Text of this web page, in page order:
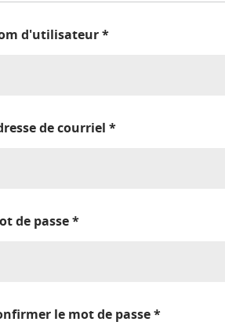
d'utilisateur*
de courriel *
de passe*
le mot de passe*